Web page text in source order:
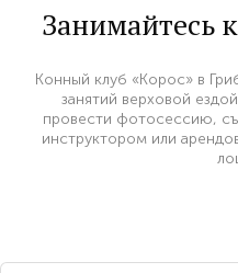
Занимайтесь
Конный клуб «Корос» в
занятий верховой
провести фотосессию,
инструктором или